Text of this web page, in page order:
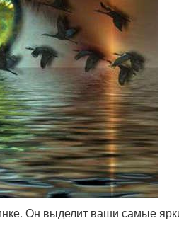
Он выделит ваши самые